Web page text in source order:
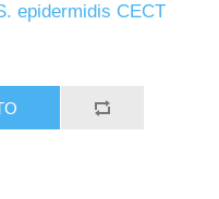
epidermidis CECT